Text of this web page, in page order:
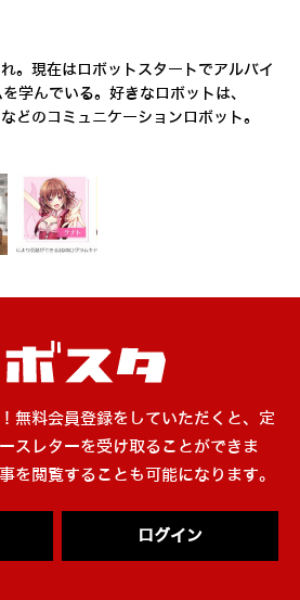
。現在はロボットスタートでアルバイ
学んでいる。好きなロボットは、
のコミュニケーションロボット。
無料会員登録をしていただくと、定
スレターを受け取ることができま
を閲覧することも可能になります。
ログイン